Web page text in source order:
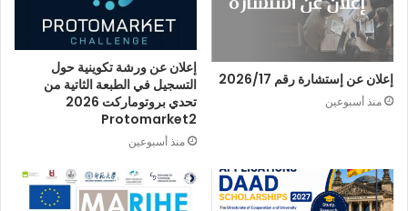
إعلان عن إستشارة رقم 2026/17
منذ أسبوعين
إعلان عن ورشة تكوينية حول
التسجيل في الطبعة الثاتية من
تحدي بروتوماركت 2026
Protomarket2
منذ أسبوعين